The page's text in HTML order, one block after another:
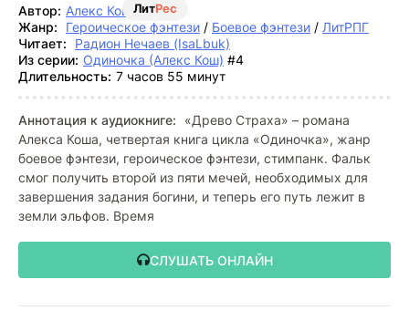
ЛитРес
Автор: Алекс Кош
Жанр:
Героическое фэнтези / Боевое фэнтези / ЛитРПГ
Читает:
Радион Нечаев (IsaLbuk)
Из серии: Одиночка (Алекс Кош) #4
Длительность: 7 часов 55 минут
Аннотация к аудиокниге:
«Древо Страха» – романа
Алекса Коша, четвертая книга цикла «Одиночка», жанр
боевое фэнтези, героическое фэнтези, стимпанк. Фальк
смог получить второй из пяти мечей, необходимых для
завершения задания богини, и теперь его путь лежит в
земли эльфов. Время
СЛУШАТЬ ОНЛАЙН